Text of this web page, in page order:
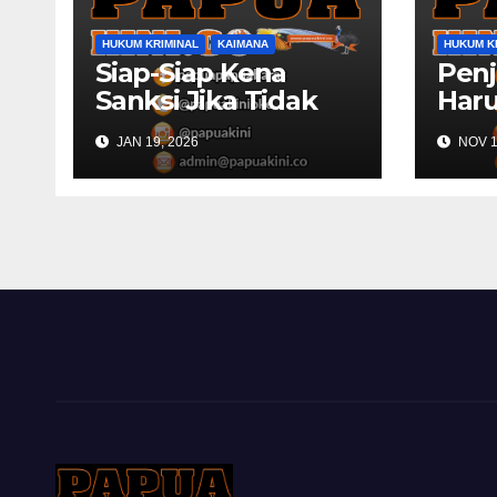
HUKUM KRIMINAL KAIMANA
Siap-Siap Kena
Sanksi Jika Tidak
Publikasikan Dana
Desa
JAN 19, 2026
HUKUM
NOV